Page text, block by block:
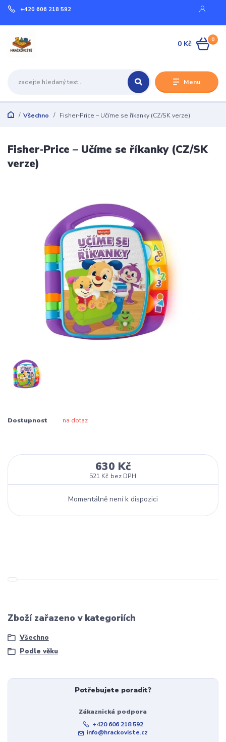
Menu
+420 606 218 592
0
0 Kč
Všechno Fisher‑Price – Učíme se říkanky (CZ/SK verze)
Fisher‑Price – Učíme se říkanky (CZ/SK
verze)
Dostupnost na dotaz
630 Kč
521 Kč bez DPH
Momentálně není k dispozici
Zboží zařazeno v kategoriích
Všechno
Podle věku
Potřebujete poradit?
Zákaznická podpora
+420 606 218 592
info@hrackoviste.cz